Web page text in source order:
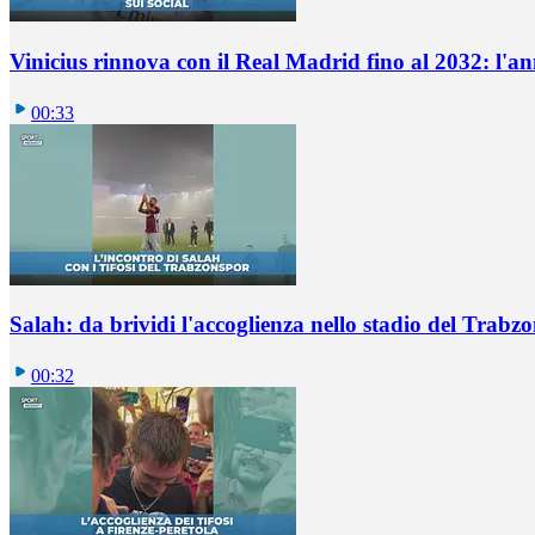
Vinicius rinnova con il Real Madrid fino al 2032:
00:33
Salah: da brividi l'accoglienza nello stadio del
00:32